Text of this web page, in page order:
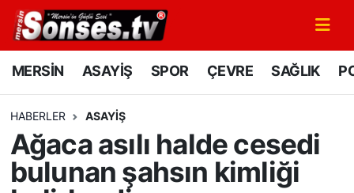
MERSİN ASAYİŞ SPOR ÇEVRE SAĞLIK
HABERLER ASAYİŞ
Ağaca asılı halde cesedi
bulunan şahsın kimliği
MERSİN
SPOR
GÜNÜN MANŞETİ
Mersin Nöbetçi Eczaneler
Mersin Namaz Vakitleri
Mersin Trafik Yoğunluk Haritası